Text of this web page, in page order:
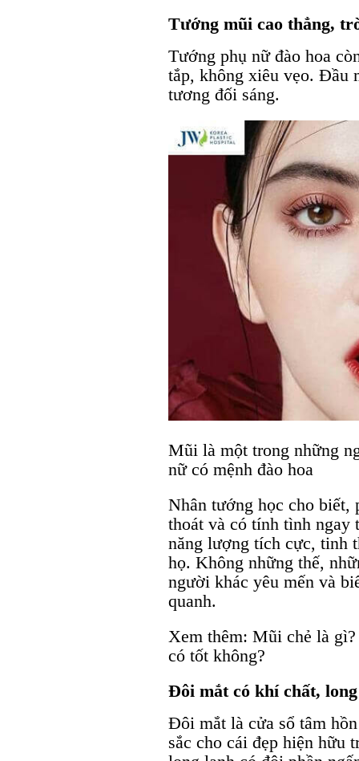
Tướng mũi cao thẳng,
Tướng phụ nữ đào hoa
tắp, không xiêu vẹo. Đầu
tương đối sáng.
Mũi là một trong những
nữ có mệnh đào hoa
Nhân tướng học cho biết,
thoát và có tính tình ngay
năng lượng tích cực, tinh
họ. Không những thế,
người khác yêu mến và
quanh.
Xem thêm: Mũi chẻ là
có tốt không?
Đôi mắt có khí chất,
Đôi mắt là cửa sổ tâm
sắc cho cái đẹp hiện hữu